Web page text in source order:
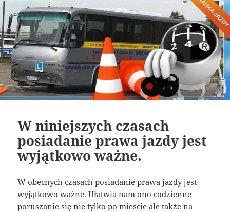
W niniejszych czasach
posiadanie prawa jazdy jest
wyjątkowo ważne.
W obecnych czasach posiadanie prawa jazdy jest
wyjątkowo ważne. Ułatwia nam ono codzienne
poruszanie się nie tylko po mieście ale także na